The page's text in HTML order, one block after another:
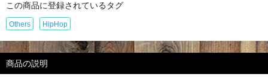
この商品に登録されているタグ
Others HipHop
商品の説明